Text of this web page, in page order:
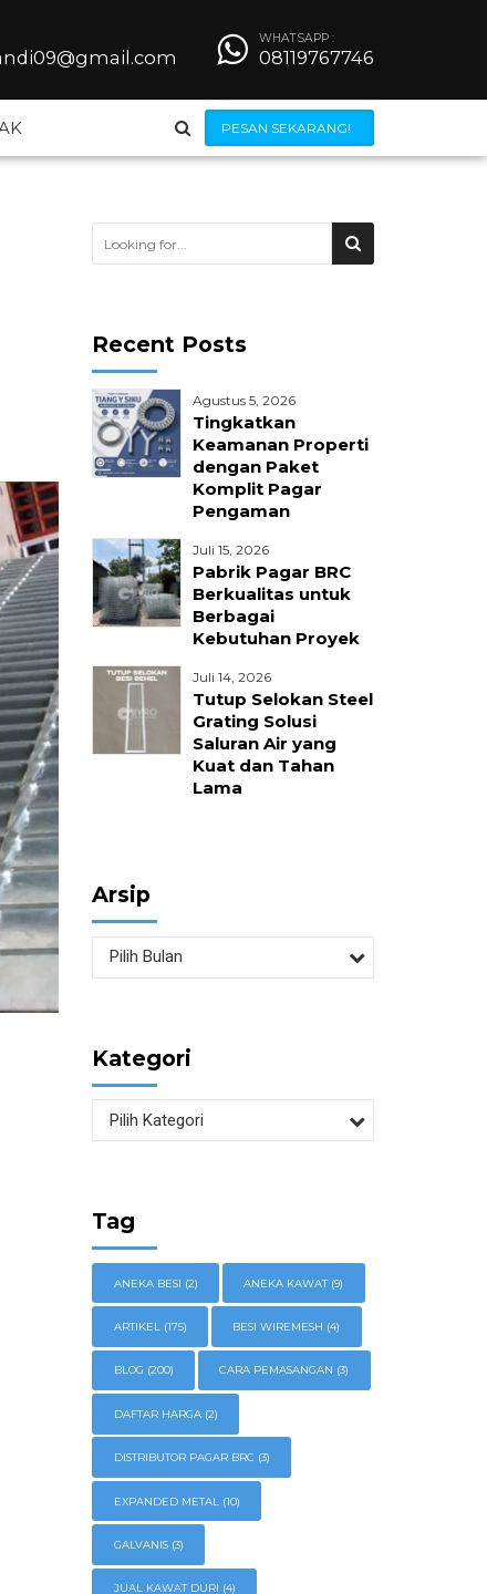
WHATSAPP :
08119767746
PESAN SEKARANG!
Steel Grating
Wiremesh
Jilumesh Expanded Metal
Kerangkeng AC
Recent Posts
Agustus 5, 2026
Tingkatkan
Keamanan Properti
dengan Paket
Komplit Pagar
Pengaman
Juli 15, 2026
Pabrik Pagar BRC
Berkualitas untuk
Berbagai
Kebutuhan Proyek
Juli 14, 2026
Tutup Selokan Steel
Grating Solusi
Saluran Air yang
Kuat dan Tahan
Lama
Arsip
Pilih Bulan
Kategori
Pilih Kategori
Tag
ANEKA BESI (2) ANEKA KAWAT(9)
ARTIKEL (175) BESI WIREMESH (4)
BLOG (200) CARA PEMASANGAN (3)
DAFTAR HARGA(2)
DISTRIBUTOR PAGAR BRC (3)
EXPANDED METAL (10)
GALVANIS(3)
JUAL KAWAT DURI (4)